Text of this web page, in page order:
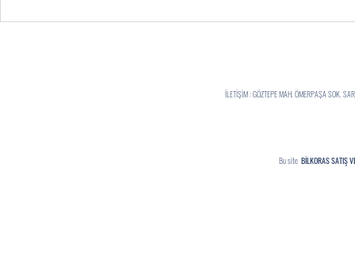
İLETİŞİM : GÖZTEPE MAH. ÖMERPAŞA
Bu siteBİLKORAS SATIŞ